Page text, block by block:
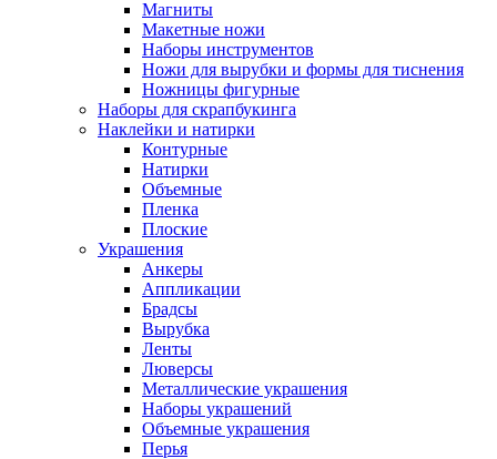
Магниты
Макетные ножи
Наборы инструментов
Ножи для вырубки и формы для тиснения
Ножницы фигурные
Наборы для скрапбукинга
Наклейки и натирки
Контурные
Натирки
Объемные
Пленка
Плоские
Украшения
Анкеры
Аппликации
Брадсы
Вырубка
Ленты
Люверсы
Металлические украшения
Наборы украшений
Объемные украшения
Перья